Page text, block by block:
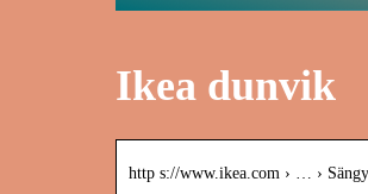
Ikea dunvik
http s://www.ikea.com › … ›